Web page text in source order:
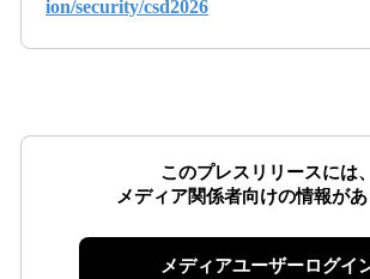
ion/security/csd2026
このプレスリリースには、
メディア関係者向けの情報が
メディアユーザーログイ